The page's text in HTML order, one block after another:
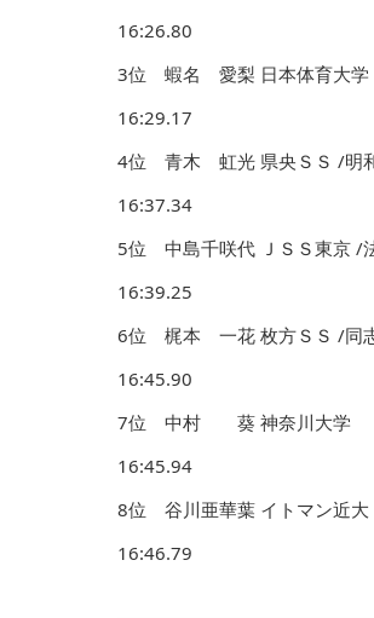
16:26.80
3位 蝦名 愛梨 日本体育大学
16:29.17
4位 青木 虹光 県央ＳＳ /明
16:37.34
5位 中島千咲代 ＪＳＳ東京 /
16:39.25
6位 梶本 一花 枚方ＳＳ /同
16:45.90
7位 中村 葵 神奈川大学
16:45.94
8位 谷川亜華葉 イトマン近大
16:46.79